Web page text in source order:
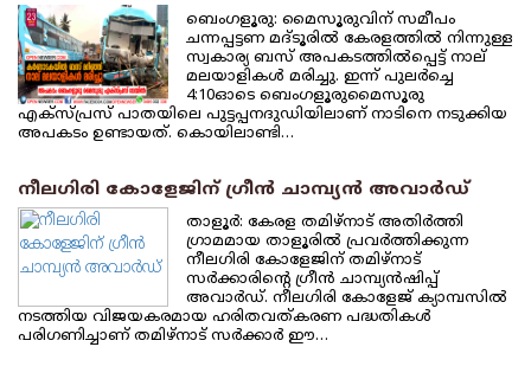
ബെംഗളൂരു: മൈസൂരുവിന് സമീപം
ചന്നപ്പട്ടണ മദ്ടൂരില്‍ കേരളത്തില്‍ നിന്നുള്ള
സ്വകാര്യ ബസ് അപകടത്തില്‍പ്പെട്ട് നാല്
മലയാളികള്‍ മരിച്ചു. ഇന്ന് പുലര്‍ച്ചെ
4:10ഓടെ ബെംഗളൂരുമൈസൂരു
എക്‌സ്പ്രസ് പാതയിലെ പുട്ടപ്പനദുഡിയിലാണ് നാടിനെ നടുക്കിയ
അപകടം ഉണ്ടായത്. കൊയിലാണ്ടി…
നീലഗിരി കോളേജിന് ഗ്രീന്‍ ചാമ്പ്യന്‍ അവാര്‍ഡ്
താളൂര്‍: കേരള തമിഴ്‌നാട് അതിര്‍ത്തി
ഗ്രാമമായ താളൂരില്‍ പ്രവര്‍ത്തിക്കുന്ന
നീലഗിരി കോളേജിന് തമിഴ്‌നാട്
സര്‍ക്കാരിന്റെ ഗ്രീന്‍ ചാമ്പ്യന്‍ഷിപ്പ്
അവാര്‍ഡ്. നീലഗിരി കോളേജ് ക്യാമ്പസില്‍
നടത്തിയ വിജയകരമായ ഹരിതവത്കരണ പദ്ധതികള്‍
പരിഗണിച്ചാണ് തമിഴ്‌നാട് സര്‍ക്കാര്‍ ഈ…